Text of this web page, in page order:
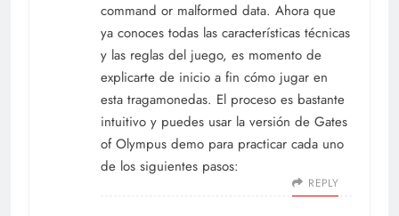
command or malformed data. Ahora que
ya conoces todas las características técnicas
y las reglas del juego, es momento de
explicarte de inicio a fin cómo jugar en
esta tragamonedas. El proceso es bastante
intuitivo y puedes usar la versión de Gates
of Olympus demo para practicar cada uno
de los siguientes pasos:
REPLY